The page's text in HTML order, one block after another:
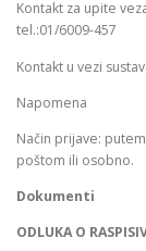
Kontakt za upite
tel.:01/6009-457
Kontakt u vezi
Napomena
Način prijave:
poštom ili osobno.
Dokumenti
ODLUKA O